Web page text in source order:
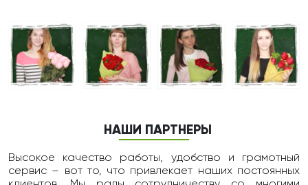
НАШИ ПАРТНЕРЫ
Высокое качество работы, удобство и грамотный
сервис – вот то, что привлекает наших постоянных